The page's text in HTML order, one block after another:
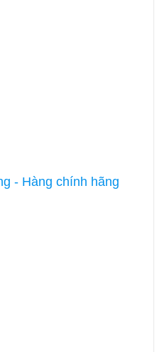
- Hàng chính hãng